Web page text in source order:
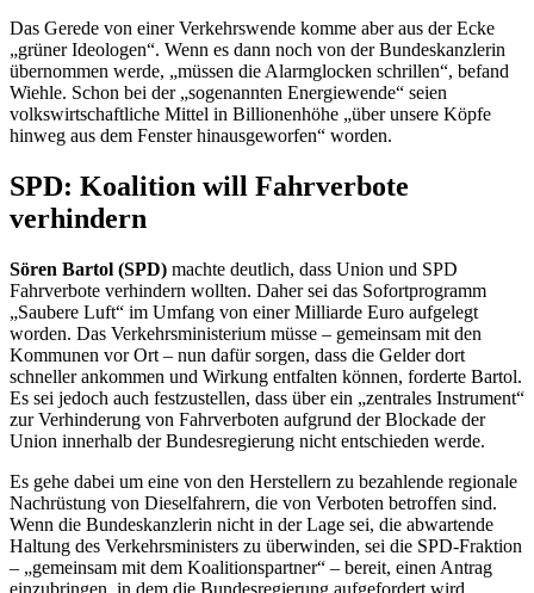
Das Gerede von einer Verkehrswende komme aber aus der Ecke
„grüner Ideologen“. Wenn es dann noch von der Bundeskanzlerin
übernommen werde, „müssen die Alarmglocken schrillen“, befand
Wiehle. Schon bei der „sogenannten Energiewende“ seien
volkswirtschaftliche Mittel in Billionenhöhe „über unsere Köpfe
hinweg aus dem Fenster hinausgeworfen“ worden.
SPD: Koalition will Fahrverbote
verhindern
Sören Bartol (SPD) machte deutlich, dass Union und SPD
Fahrverbote verhindern wollten. Daher sei das Sofortprogramm
„Saubere Luft“ im Umfang von einer Milliarde Euro aufgelegt
worden. Das Verkehrsministerium müsse – gemeinsam mit den
Kommunen vor Ort – nun dafür sorgen, dass die Gelder dort
schneller ankommen und Wirkung entfalten können, forderte Bartol.
Es sei jedoch auch festzustellen, dass über ein „zentrales Instrument“
zur Verhinderung von Fahrverboten aufgrund der Blockade der
Union innerhalb der Bundesregierung nicht entschieden werde.
Es gehe dabei um eine von den Herstellern zu bezahlende regionale
Nachrüstung von Dieselfahrern, die von Verboten betroffen sind.
Wenn die Bundeskanzlerin nicht in der Lage sei, die abwartende
Haltung des Verkehrsministers zu überwinden, sei die SPD-Fraktion
– „gemeinsam mit dem Koalitionspartner“ – bereit, einen Antrag